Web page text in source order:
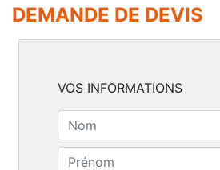
DEMANDE DE DEVIS
VOS INFORMATIONS